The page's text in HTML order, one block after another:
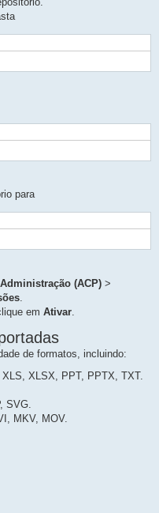
para
(ACP) >
em Ativar
de formatos, incluindo:
XLS, XLSX, PPT, PPTX, TXT.
SVG.
MKV, MOV.